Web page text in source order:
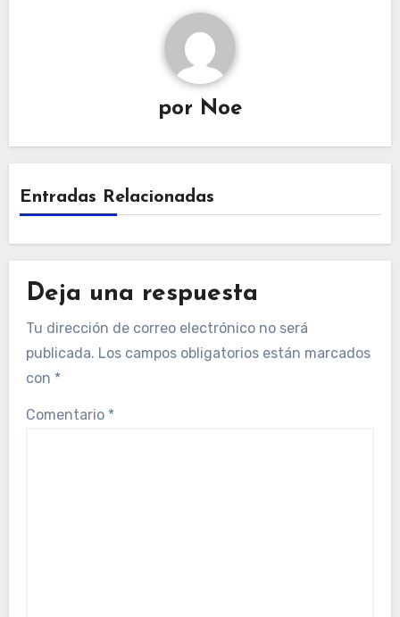
por Noe
Entradas Relacionadas
Deja una respuesta
Tu dirección de correo electrónico no será
publicada. Los campos obligatorios están marcados
con *
Comentario *